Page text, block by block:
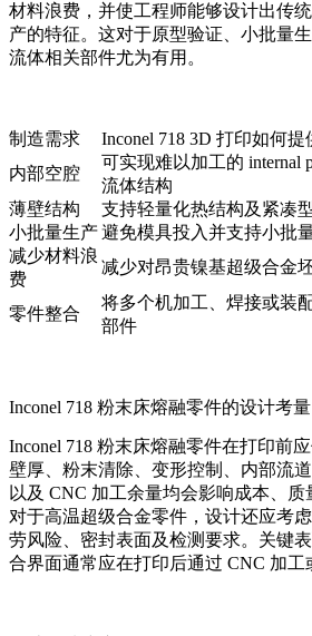
材料浪费，并使工程师能够设计出传
产的特征。这对于原型验证、小批量
流体相关部件尤为有用。
制造需求
Inconel 718 3D 打印如何提
内部空腔
可实现难以加工的 internal
流体结构
薄壁结构
支持轻量化热结构及紧凑
小批量生产避免模具投入并支持小批
减少材料浪
费
减少对昂贵镍基超级合金
零件整合
将多个机加工、焊接或装
部件
Inconel 718 粉末床熔融零件的设计考量
Inconel 718 粉末床熔融零件在打印前
壁厚、粉末清除、变形控制、内部流
以及 CNC 加工余量均会影响成本、质
对于高温超级合金零件，设计还应考
劳风险、密封表面及检测要求。关键
合界面通常应在打印后通过 CNC 加工